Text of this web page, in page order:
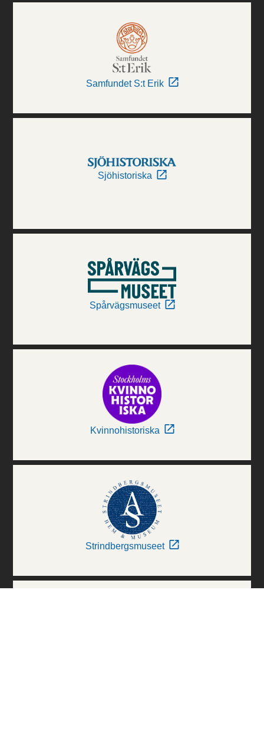
Samfundet S:t Erik
Sjöhistoriska
Spårvägsmuseet
Kvinnohistoriska
Strindbergsmuseet